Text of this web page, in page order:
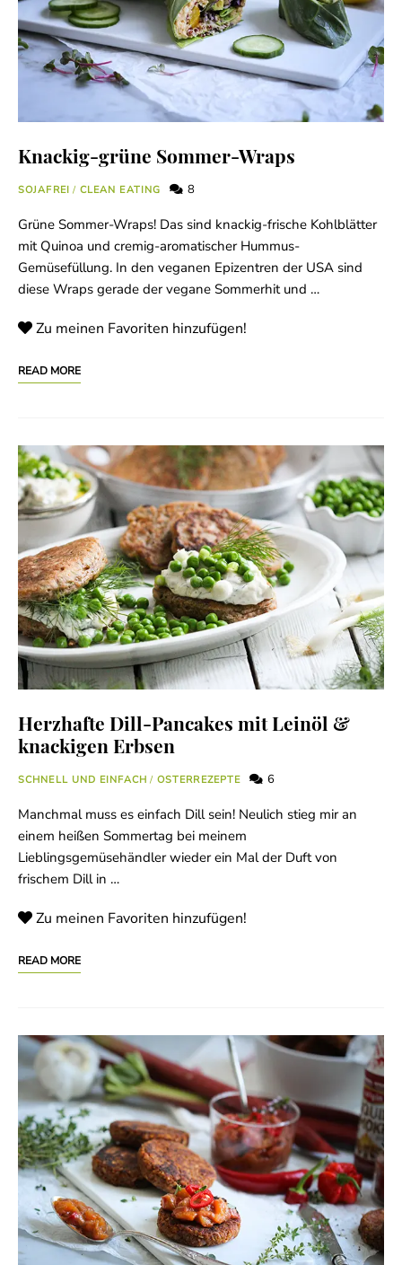
Knackig-grüne Sommer-Wraps
SOJAFREI / CLEAN EATING 8
Grüne Sommer-Wraps! Das sind knackig-frische Kohlblätter
mit Quinoa und cremig-aromatischer Hummus-
Gemüsefüllung. In den veganen Epizentren der USA sind
diese Wraps gerade der vegane Sommerhit und …
Zu meinen Favoriten hinzufügen!
READ MORE
Herzhafte Dill-Pancakes mit Leinöl &
knackigen Erbsen
SCHNELL UND EINFACH / OSTERREZEPTE 6
Manchmal muss es einfach Dill sein! Neulich stieg mir an
einem heißen Sommertag bei meinem
Lieblingsgemüsehändler wieder ein Mal der Duft von
frischem Dill in …
Zu meinen Favoriten hinzufügen!
READ MORE